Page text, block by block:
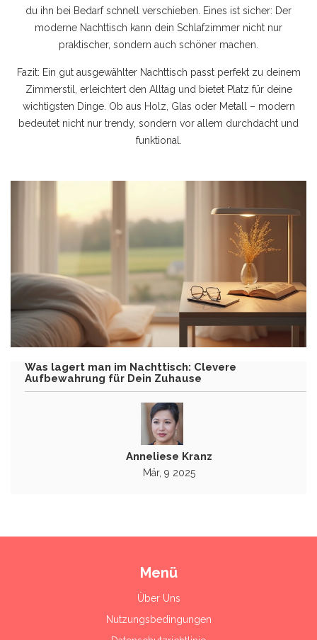
du ihn bei Bedarf schnell verschieben. Eines ist sicher: Der
moderne Nachttisch kann dein Schlafzimmer nicht nur
praktischer, sondern auch schöner machen.
Fazit: Ein gut ausgewählter Nachttisch passt perfekt zu deinem
Zimmerstil, erleichtert den Alltag und bietet Platz für deine
wichtigsten Dinge. Ob aus Holz, Glas oder Metall – modern
bedeutet nicht nur trendy, sondern vor allem durchdacht und
funktional.
Was lagert man im Nachttisch: Clevere
Aufbewahrung für Dein Zuhause
Anneliese Kranz
Mär, 9 2025
Menü
Über Uns
Nutzungsbedingungen